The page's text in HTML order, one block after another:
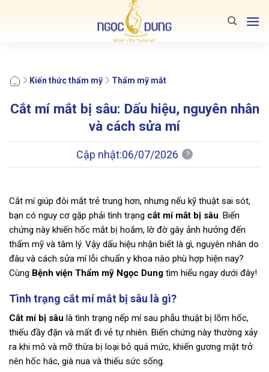
Kiến thức thẩm mỹ Thẩm mỹ mắt
Cắt mí mắt bị sâu: Dấu hiệu, nguyên nhân
và cách sửa mí
Cập nhật:06/07/2026 ?
Cắt mí giúp đôi mắt trẻ trung hơn, nhưng nếu kỹ thuật sai sót,
bạn có nguy cơ gặp phải tình trạng cắt mí mắt bị sâu. Biến
chứng này khiến hốc mắt bị hoắm, lờ đờ gây ảnh hưởng đến
thẩm mỹ và tâm lý. Vậy dấu hiệu nhận biết là gì, nguyên nhân do
đâu và cách sửa mí lỗi chuẩn y khoa nào phù hợp hiện nay?
Cùng Bệnh viện Thẩm mỹ Ngọc Dung tìm hiểu ngay dưới đây!
Tình trạng cắt mí mắt bị sâu là gì?
Cắt mí bị sâu là tình trạng nếp mí sau phẫu thuật bị lõm hốc,
thiếu đầy đặn và mất đi vẻ tự nhiên. Biến chứng này thường xảy
ra khi mô và mỡ thừa bị loại bỏ quá mức, khiến gương mặt trở
nên hốc hác, già nua và thiếu sức sống.